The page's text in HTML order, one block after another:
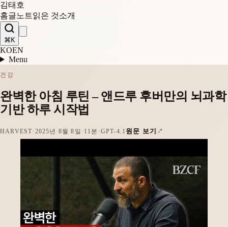
김태호
홈글 노트읽은 것소개
⌘K
KOEN
Menu
건강
완벽한 아침 루틴 – 앤드루 후버만의 뇌과학
기반 하루 시작법
HARVEST· 2025년 8월 8일 · 11분 ·GPT-4.1 원문 보기